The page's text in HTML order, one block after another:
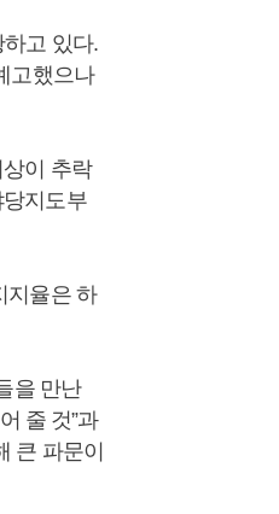
고 있다.
고했으나
이 추락
지도부
지율은 하
을 만난
줄 것”과
큰 파문이